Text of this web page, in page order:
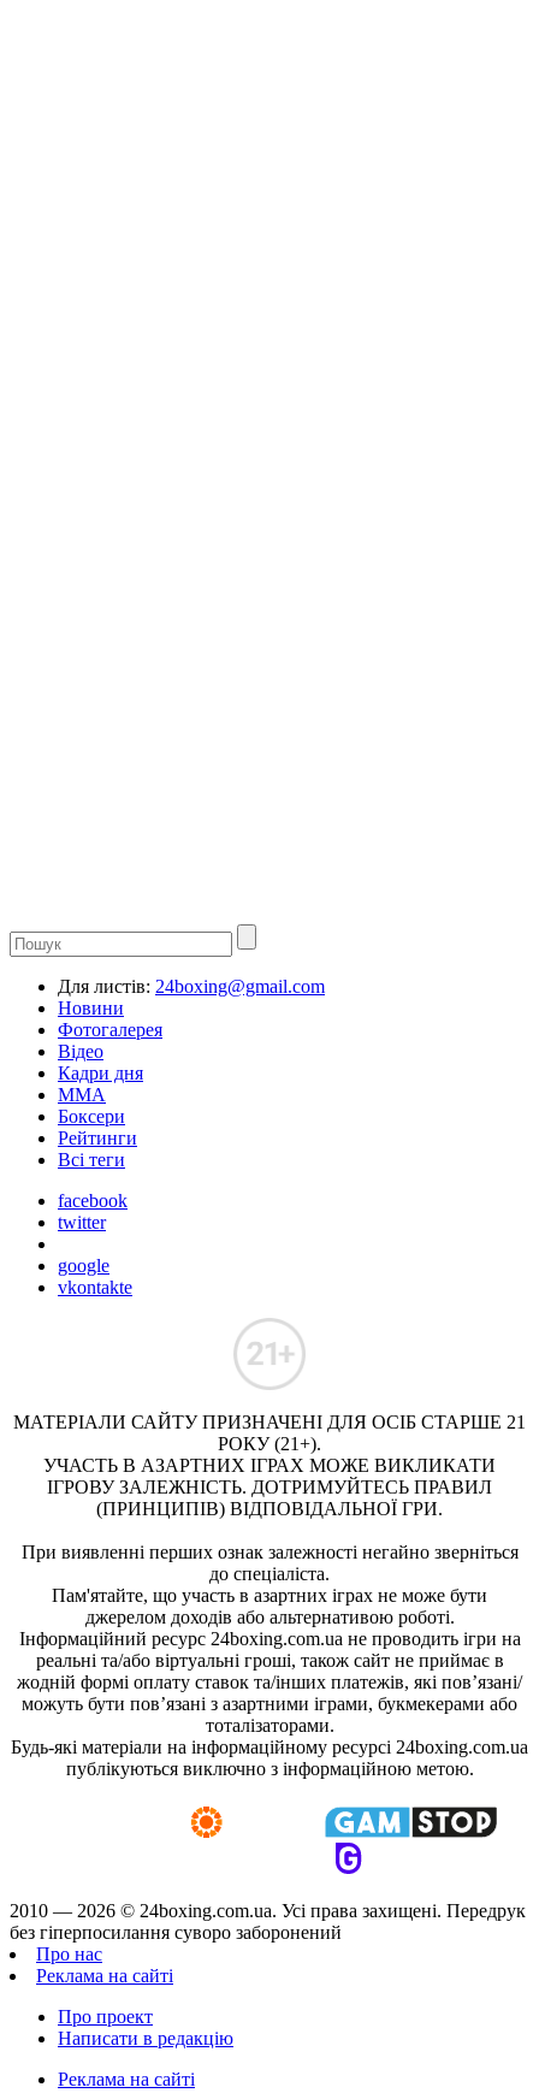
Для листів: 24boxing@gmail.com
Новини
Фотогалерея
Відео
Кадри дня
ММА
Боксери
Рейтинги
Всі теги
facebook
twitter
google
vkontakte
МАТЕРІАЛИ САЙТУ ПРИЗНАЧЕНІ ДЛЯ ОСІБ СТАРШЕ 21
РОКУ (21+).
УЧАСТЬ В АЗАРТНИХ ІГРАХ МОЖЕ ВИКЛИКАТИ
ІГРОВУ ЗАЛЕЖНІСТЬ. ДОТРИМУЙТЕСЬ ПРАВИЛ
(ПРИНЦИПІВ) ВІДПОВІДАЛЬНОЇ ГРИ.
При виявленні перших ознак залежності негайно зверніться
до спеціаліста.
Пам'ятайте, що участь в азартних іграх не може бути
джерелом доходів або альтернативою роботі.
Інформаційний ресурс 24boxing.com.ua не проводить ігри на
реальні та/або віртуальні гроші, також сайт не приймає в
жодній формі оплату ставок та/інших платежів, які пов’язані/
можуть бути пов’язані з азартними іграми, букмекерами або
тоталізаторами.
Будь-які матеріали на інформаційному ресурсі 24boxing.com.ua
публікуються виключно з інформаційною метою.
2010 — 2026 © 24boxing.com.ua. Усi права захищенi. Передрук
без гіперпосилання суворо заборонений
Про нас
Реклама на сайті
Про проект
Написати в редакцію
Реклама на сайті